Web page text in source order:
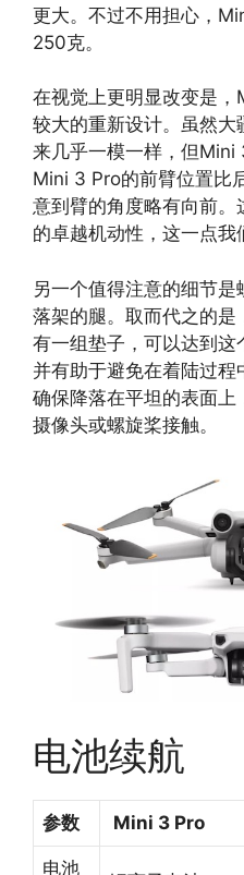
更大。不过不用担心，
250克。
在视觉上更明显改变是
较大的重新设计。虽然
来几乎一模一样，但Mini
Mini 3 Pro的前臂位置比
意到臂的角度略有向前
的卓越机动性，这一点我
另一个值得注意的细节
落架的腿。取而代之的
有一组垫子，可以达到这
并有助于避免在着陆过
确保降落在平坦的表面
摄像头或螺旋桨接触。
电池续航
参数 Mini 3 Pro
电池